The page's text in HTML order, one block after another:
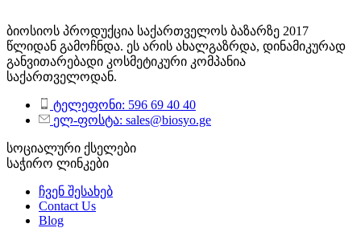
ბიოსიოს პროდუქცია საქართველოს ბაზარზე 2017
წლიდან გამოჩნდა. ეს არის ახალგაზრდა, დინამიკურად
განვითარებადი კოსმეტიკური კომპანია
საქართველოდან.
ტელეფონი: 596 69 40 40
ელ-ფოსტა: sales@biosyo.ge
სოციალური ქსელები
საჭირო ლინკები
ჩვენ შესახებ
Contact Us
Blog